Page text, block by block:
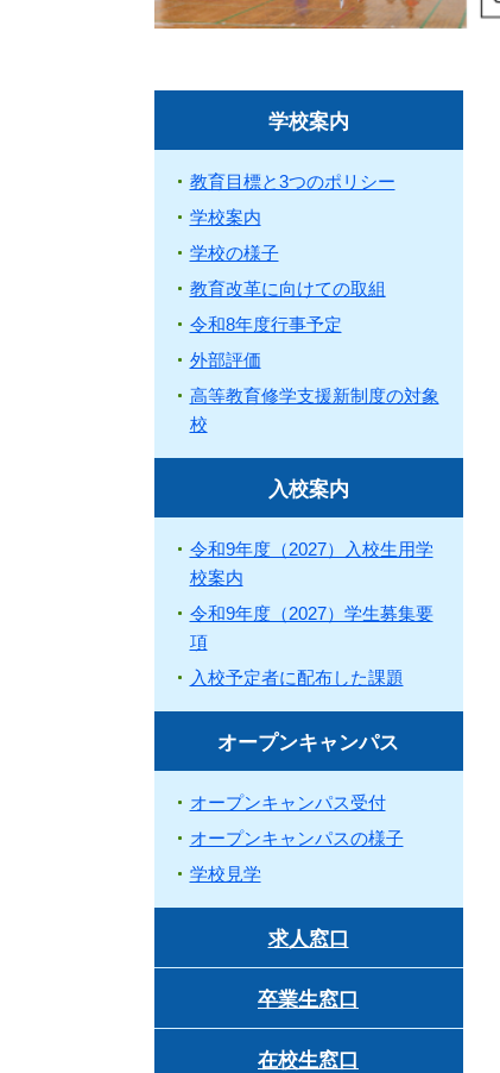
学校案内
教育目標と3つのポリシー
学校案内
学校の様子
教育改革に向けての取組
令和8年度行事予定
外部評価
高等教育修学支援新制度の対象
校
入校案内
令和9年度（2027）入校生用学
校案内
令和9年度（2027）学生募集要
項
入校予定者に配布した課題
オープンキャンパス
オープンキャンパス受付
オープンキャンパスの様子
学校見学
求人窓口
卒業生窓口
在校生窓口